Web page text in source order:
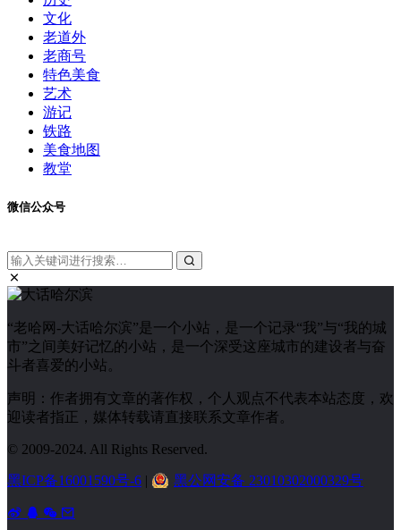
文化
老道外
老商号
特色美食
艺术
游记
铁路
美食地图
教堂
微信公众号
“老哈网-大话哈尔滨”是一个小站，是一个记录“我”与“我的城
市”之间美好记忆的小站，是一个深受这座城市的建设者与奋
斗者喜爱的小站。
声明：作者拥有文章的著作权，个人观点不代表本站态度，欢
迎读者指正，媒体转载请直接联系文章作者。
© 2009-2024. All Rights Reserved.
黑ICP备16001590号-6 | 黑公网安备 23010302000329号